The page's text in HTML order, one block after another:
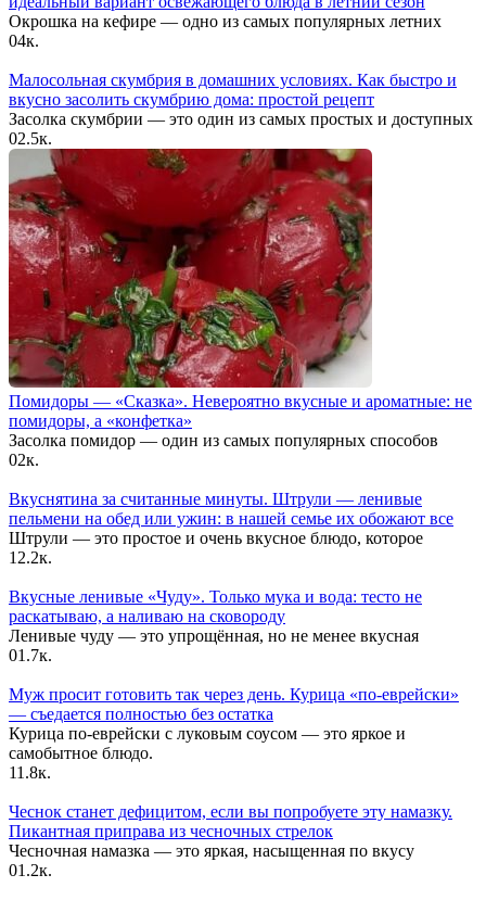
Окрошка на кефире — одно из самых популярных летних
04к.
Малосольная скумбрия в домашних условиях. Как быстро и
вкусно засолить скумбрию дома: простой рецепт
Засолка скумбрии — это один из самых простых и доступных
02.5к.
Помидоры — «Сказка». Невероятно вкусные и ароматные: не
помидоры, а «конфетка»
Засолка помидор — один из самых популярных способов
02к.
Вкуснятина за считанные минуты. Штрули — ленивые
пельмени на обед или ужин: в нашей семье их обожают все
Штрули — это простое и очень вкусное блюдо, которое
1 2.2к.
Вкусные ленивые «Чуду». Только мука и вода: тесто не
раскатываю, а наливаю на сковороду
Ленивые чуду — это упрощённая, но не менее вкусная
01.7к.
Муж просит готовить так через день. Курица «по-еврейски»
— съедается полностью без остатка
Курица по-еврейски с луковым соусом — это яркое и
самобытное блюдо.
11.8к.
Чеснок станет дефицитом, если вы попробуете эту намазку.
Пикантная приправа из чесночных стрелок
Чесночная намазка — это яркая, насыщенная по вкусу
01.2к.